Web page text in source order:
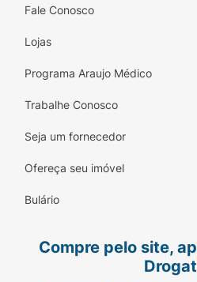
Peanut Doctor Wafer Avelã
Fale Conosco
Lojas
Programa Araujo Médico
Trabalhe Conosco
Seja um fornecedor
Ofereça seu imóvel
Bulário
Compre pelo site,